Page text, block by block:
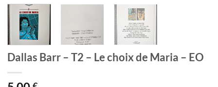
Dallas Barr – T2 – Le choix de Maria – EO